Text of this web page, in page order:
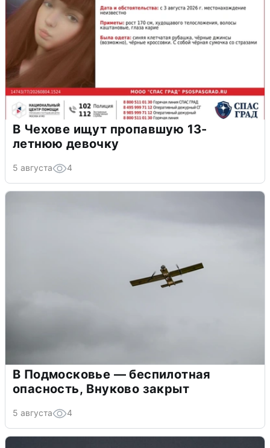
В Чехове ищут пропавшую 13-
летнюю девочку
5 августа 4
В Подмосковье — беспилотная
опасность, Внуково закрыт
5 августа 4